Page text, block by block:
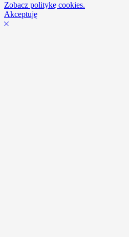
Zobacz politykę cookies.
Akceptuję